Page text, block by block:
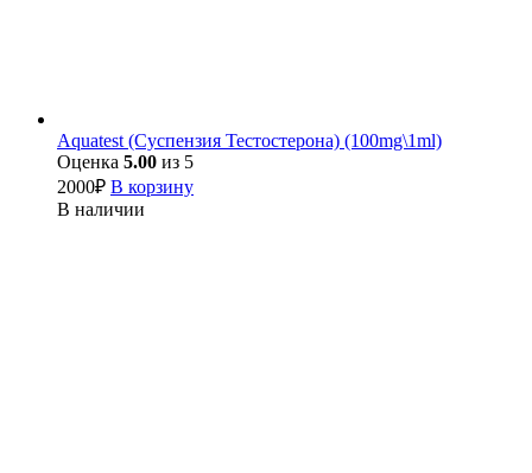
Aquatest (Суспензия Тестостерона) (100mg\1ml)
Оценка 5.00 из 5
2000₽ В корзину
В наличии